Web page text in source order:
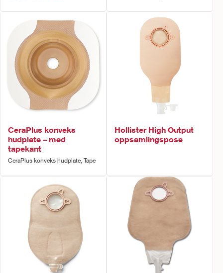
CeraPlus konveks
hudplate – med
tapekant
CeraPlus konveks hudplate, Tape
Hollister High Output
oppsamlingspose